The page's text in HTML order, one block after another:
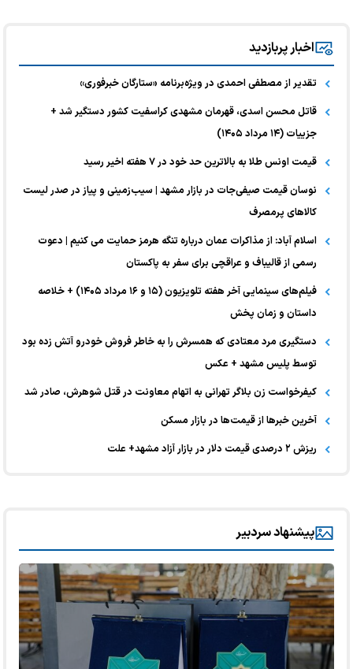
اخبار پربازدید
تقدیر از مصطفی احمدی در ویژه‌برنامه «ستارگان خبرفوری»
قاتل محسن اسدی، قهرمان مشهدی کراسفیت کشور دستگیر شد +
جزییات (۱۴ مرداد ۱۴۰۵)
قیمت اونس طلا به بالاترین حد خود در ۷ هفته اخیر رسید
نوسان قیمت صیفی‌جات در بازار مشهد | سیب‌زمینی و پیاز در صدر لیست
کالا‌های پرمصرف
اسلام آباد: از مذاکرات عمان درباره تنگه هرمز حمایت می کنیم | دعوت
رسمی از قالیباف و عراقچی برای سفر به پاکستان
فیلم‌های سینمایی آخر هفته تلویزیون (۱۵ و ۱۶ مرداد ۱۴۰۵) + خلاصه
داستان و زمان پخش
دستگیری مرد معتادی که همسرش را به خاطر فروش خودرو آتش زده بود
توسط پلیس مشهد + عکس
کیفرخواست زن بلاگر تهرانی به اتهام معاونت در قتل شوهرش، صادر شد
آخرین خبر‌ها از قیمت‌ها در بازار مسکن
ریزش ۲ درصدی قیمت دلار در بازار آزاد مشهد+ علت
پیشنهاد سردبیر